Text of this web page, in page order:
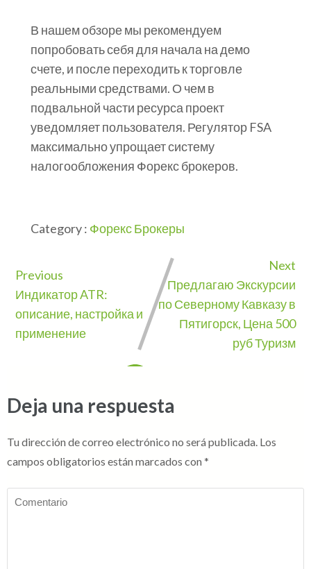
В нашем обзоре мы рекомендуем
попробовать себя для начала на демо
счете, и после переходить к торговле
реальными средствами. О чем в
подвальной части ресурса проект
уведомляет пользователя. Регулятор FSA
максимально упрощает систему
налогообложения Форекс брокеров.
Category : Форекс Брокеры
Previous
Индикатор ATR:
описание, настройка и
применение
Next
Предлагаю Экскурсии
по Северному Кавказу в
Пятигорск, Цена 500
руб Туризм
Deja una respuesta
Tu dirección de correo electrónico no será publicada. Los
campos obligatorios están marcados con *
Comentario